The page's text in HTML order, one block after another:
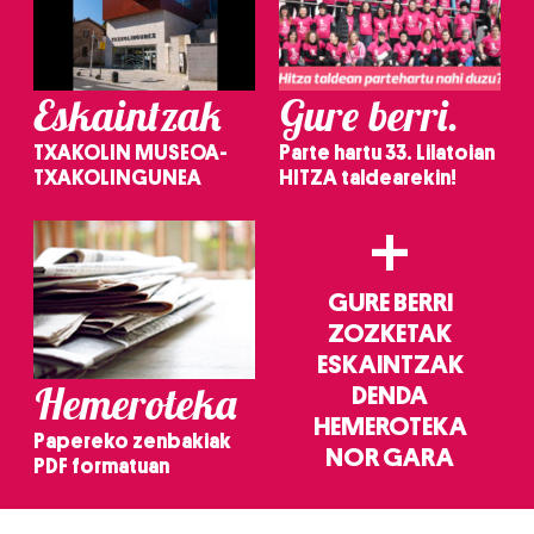
Eskaintzak
TXAKOLIN MUSEOA-
TXAKOLINGUNEA
Gure berri.
Parte hartu 33. Lilatoian
HITZA taldearekin!
Hemeroteka
Papereko zenbakiak
PDF formatuan
+
GURE BERRI
ZOZKETAK
ESKAINTZAK
DENDA
HEMEROTEKA
NOR GARA